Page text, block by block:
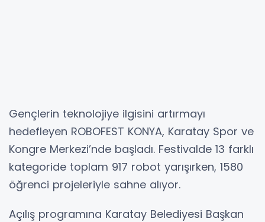
Gençlerin teknolojiye ilgisini artırmayı
hedefleyen ROBOFEST KONYA, Karatay Spor ve
Kongre Merkezi’nde başladı. Festivalde 13 farklı
kategoride toplam 917 robot yarışırken, 1580
öğrenci projeleriyle sahne alıyor.
Açılış programına Karatay Belediyesi Başkan